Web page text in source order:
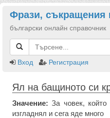
Фрази, съкращения
български онлайн справочник
Вход
Регистрация
Ял на бащиното си
Значение: За човек,
изгладнял и сега яде много